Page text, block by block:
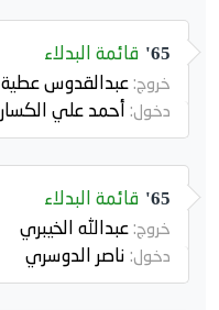
65' قائمة البدلاء
خروج:عبدالقدوس عطية
دخول: أحمد علي الكسار
65' قائمة البدلاء
خروج:عبدالله الخيبري
دخول: ناصر الدوسري